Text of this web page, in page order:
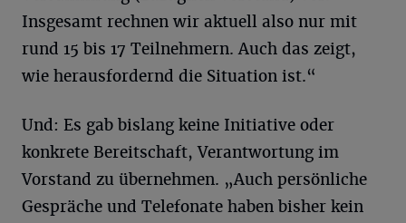
Insgesamt rechnen wir aktuell also nur mit
rund 15 bis 17 Teilnehmern. Auch das zeigt,
wie herausfordernd die Situation ist.“
Und: Es gab bislang keine Initiative oder
konkrete Bereitschaft, Verantwortung im
Vorstand zu übernehmen. „Auch persönliche
Gespräche und Telefonate haben bisher kein